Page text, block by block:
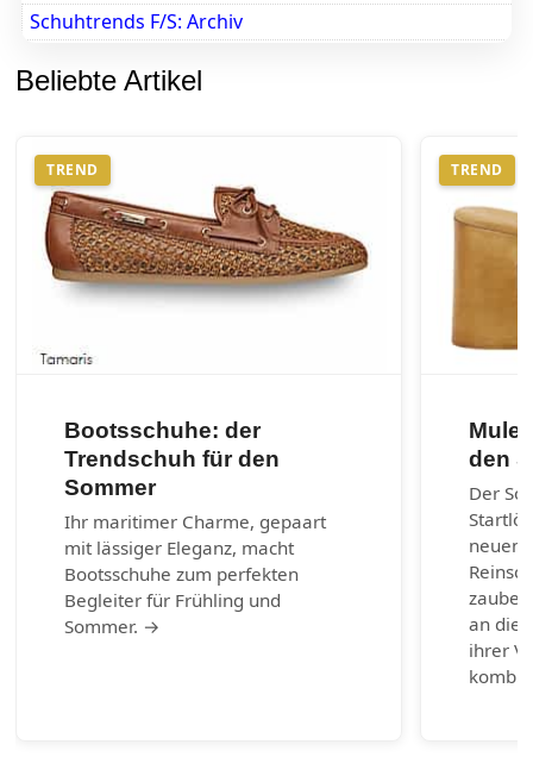
Schuhtrends F/S: Archiv
Beliebte Artikel
TREND
Bootsschuhe: der
Trendschuh für den
Sommer
Ihr maritimer Charme, gepaart
mit lässiger Eleganz, macht
Bootsschuhe zum perfekten
Begleiter für Frühling und
Sommer. →
TREND
den
Der
neuen
an die
ihrer